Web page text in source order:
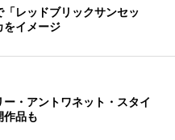
レッドブリックサンセッ
をイメージ
・アントワネット・スタイ
品も